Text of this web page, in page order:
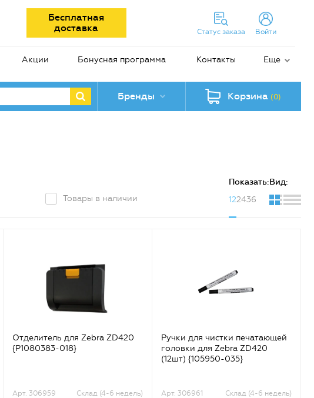
Бесплатная
доставка
Статус заказа Войти
Акции Бонусная программа Контакты Еще
Бренды Корзина (0)
Товары в наличии
Показать:
122436
Вид:
Отделитель для Zebra ZD420
{P1080383-018}
Арт. 306959 Склад (4-6 недель)
Ручки для чистки печатающей
головки для Zebra ZD420
(12шт) {105950-035}
Арт. 306961 Склад (4-6 недель)